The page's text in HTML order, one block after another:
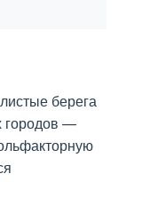
берега
городов —